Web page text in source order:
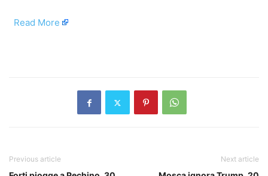
Read More
Previous article Next article